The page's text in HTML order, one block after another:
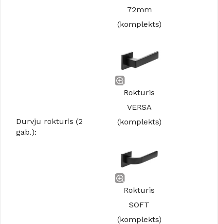
Durvju rokturis (2
gab.):
72mm
(komplekts)
Rokturis
VERSA
(komplekts)
Rokturis
SOFT
(komplekts)